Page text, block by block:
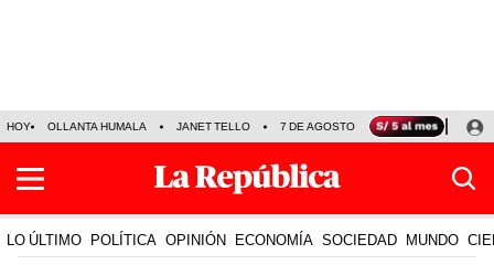
HOY OLLANTA HUMALA JANET TELLO 7 DE AGOSTO TINKA RESULTADOS
LO ÚLTIMO POLÍTICA OPINIÓN ECONOMÍA SOCIEDAD MUNDO